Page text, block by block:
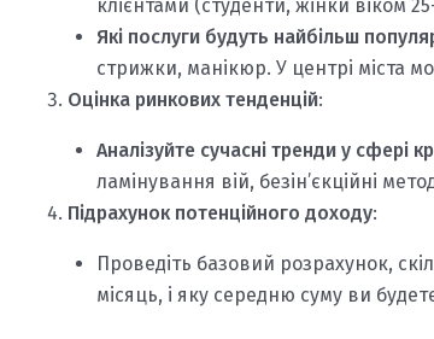
клієнтами (студенти, жінки віком
Які послуги будуть найбільш
стрижки, манікюр. У центрі міста
Оцінка ринкових тенденцій:
Аналізуйте сучасні тренди у сфері
ламінування вій, безін’єкційні
Підрахунок потенційного доходу:
Проведіть базовий розрахунок,
місяць, і яку середню суму ви